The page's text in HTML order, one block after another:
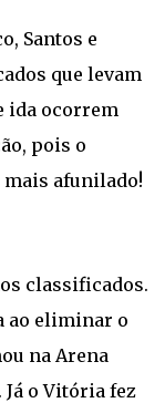
Santos e
que levam
ida ocorrem
pois o
mais afunilado!
classificados.
ao eliminar o
na Arena
Já o Vitória fez